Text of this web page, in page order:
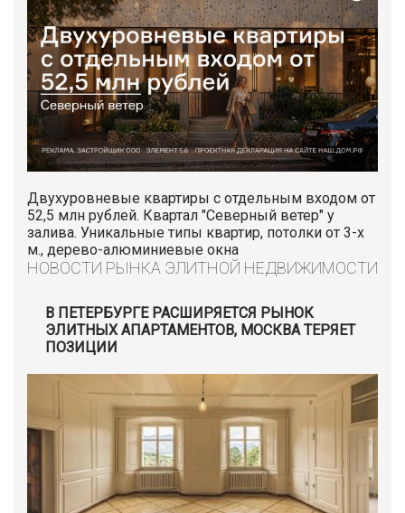
Двухуровневые квартиры с отдельным входом от
52,5 млн рублей. Квартал "Северный ветер" у
залива. Уникальные типы квартир, потолки от 3-х
м., дерево-алюминиевые окна
НОВОСТИ РЫНКА ЭЛИТНОЙ НЕДВИЖИМОСТИ
В ПЕТЕРБУРГЕ РАСШИРЯЕТСЯ РЫНОК
ЭЛИТНЫХ АПАРТАМЕНТОВ, МОСКВА ТЕРЯЕТ
ПОЗИЦИИ